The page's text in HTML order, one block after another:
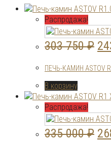
Распродажа!
303 750₽
ПЕЧЬ-КАМИН ASTOV
В корзину
Распродажа!
335 000₽